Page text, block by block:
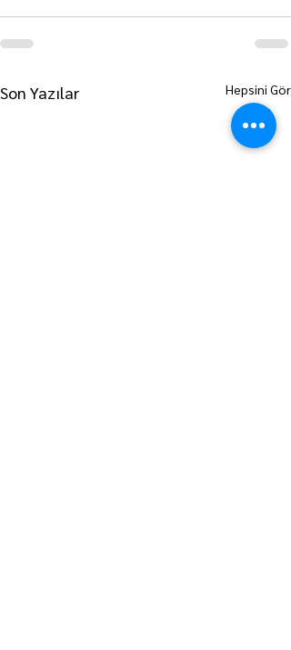
Son Yazılar Hepsini Gör